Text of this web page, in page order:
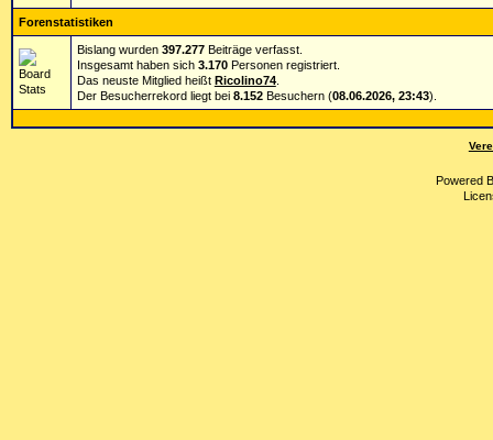
Forenstatistiken
Bislang wurden 397.277Beiträge verfasst.
Insgesamt haben sich 3.170Personen registriert.
Das neuste Mitglied heißt Ricolino74.
Der Besucherrekord liegt bei 8.152Besuchern (08.06.2026, 23:43).
Powered